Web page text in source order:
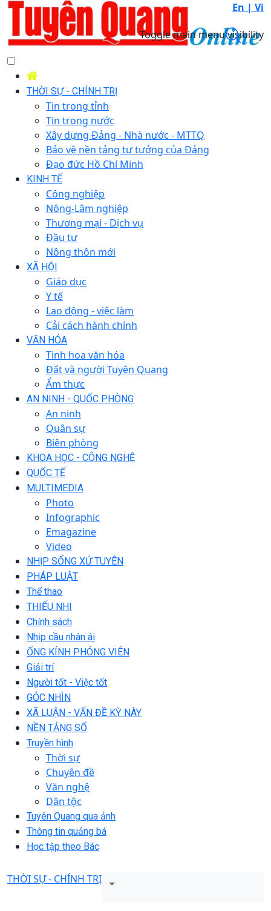
En | Vi
Toggle main menu visibility
THỜI SỰ - CHÍNH TRỊ
Tin trong tỉnh
Tin trong nước
Xây dựng Đảng - Nhà nước - MTTQ
Bảo vệ nền tảng tư tưởng của Đảng
Đạo đức Hồ Chí Minh
KINH TẾ
Công nghiệp
Nông-Lâm nghiệp
Thương mại - Dịch vụ
Đầu tư
Nông thôn mới
XÃ HỘI
Giáo dục
Y tế
Lao động - việc làm
Cải cách hành chính
VĂN HÓA
Tinh hoa văn hóa
Đất và người Tuyên Quang
Ẩm thực
AN NINH - QUỐC PHÒNG
An ninh
Quân sự
Biên phòng
KHOA HỌC - CÔNG NGHỆ
QUỐC TẾ
MULTIMEDIA
Photo
Infographic
Emagazine
Video
NHỊP SỐNG XỨ TUYÊN
PHÁP LUẬT
Thể thao
THIẾU NHI
Chính sách
Nhịp cầu nhân ái
ỐNG KÍNH PHÓNG VIÊN
Giải trí
Người tốt - Việc tốt
GÓC NHÌN
XÃ LUẬN - VẤN ĐỀ KỲ NÀY
NỀN TẢNG SỐ
Truyền hình
Thời sự
Chuyên đề
Văn nghệ
Dân tộc
Tuyên Quang qua ảnh
Thông tin quảng bá
Học tập theo Bác
THỜI SỰ - CHÍNH TRỊ